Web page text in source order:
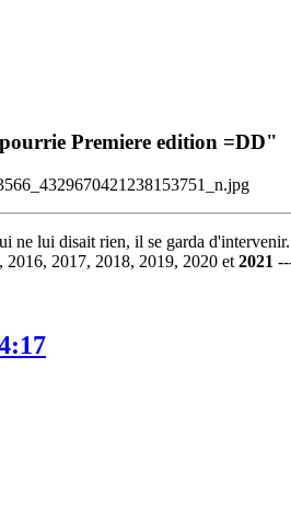
Premiere edition =DD"
ne lui disait rien, il se garda
2017, 2018, 2019, 2020 et 2021